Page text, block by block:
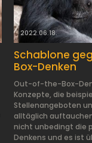
2022.06.18.
Schablone
Box-Denken
Out-of-the-Box-
Konzepte, die
Stellenangeboten
alltäglich
nicht unbedingt die
Denkens und es ist